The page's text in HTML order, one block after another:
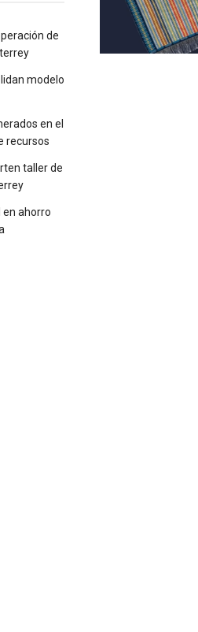
de
modelo
en el
recursos
taller de
en ahorro